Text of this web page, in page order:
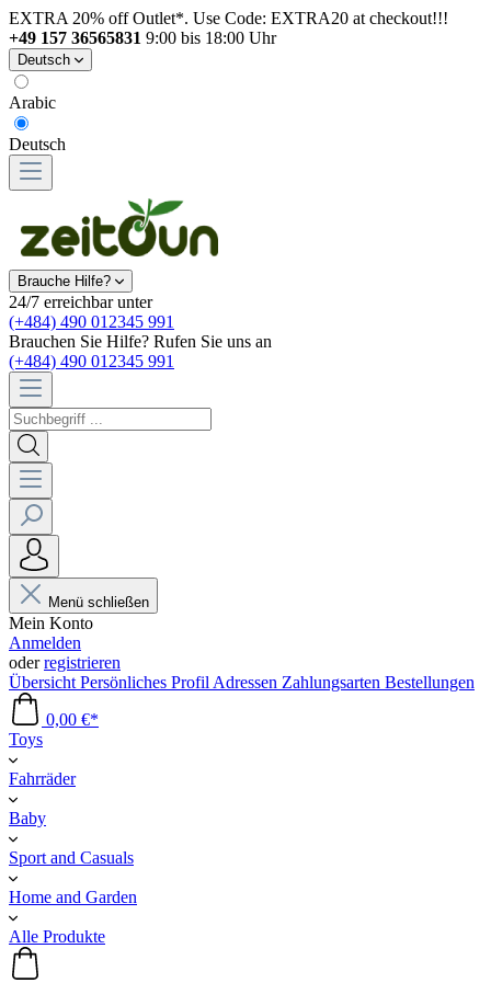
EXTRA 20% off Outlet*. Use Code: EXTRA20 at checkout!!!
+49 157 36565831 9:00 bis 18:00 Uhr
Deutsch
Arabic
Deutsch
Brauche Hilfe?
24/7 erreichbar unter
(+484) 490 012345 991
Brauchen Sie Hilfe? Rufen Sie uns an
(+484) 490 012345 991
Menü schließen
Mein Konto
Anmelden
oderregistrieren
Übersicht Persönliches Profil Adressen Zahlungsarten Bestellungen
0,00 €*
Toys
Fahrräder
Baby
Sport and Casuals
Home and Garden
Alle Produkte